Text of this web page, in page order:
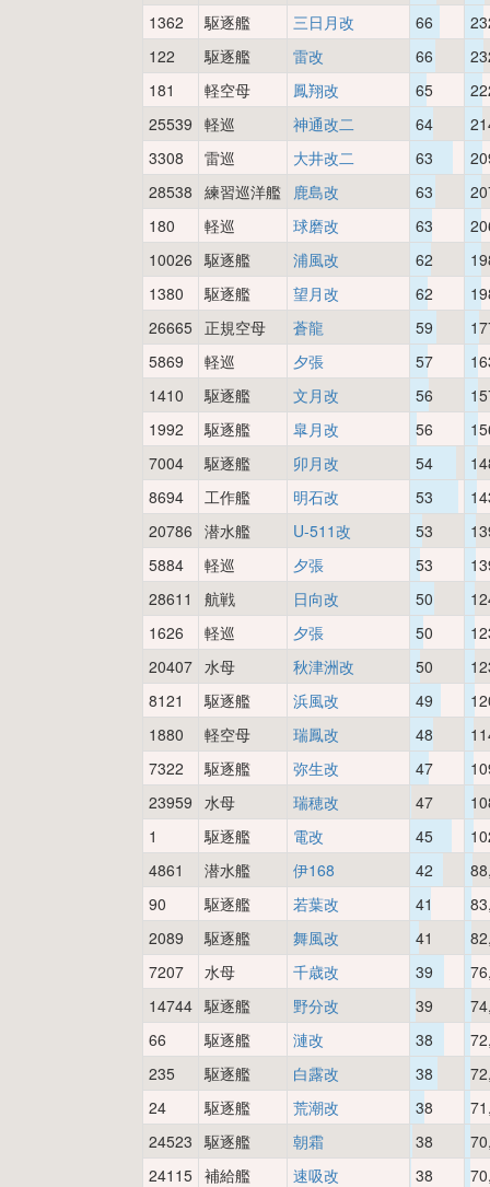
1362 駆逐艦 三日月改 66
122
駆逐艦 雷改 66
181
軽空母 鳳翔改 65
25539 軽巡 神通改二 64
3308
雷巡 大井改二 63
28538 練習巡洋艦 鹿島改 63
180
軽巡 球磨改 63
10026 駆逐艦 浦風改 62
1380
駆逐艦 望月改 62
26665
正規空母 蒼龍 59
5869
軽巡 夕張 57
1410
駆逐艦 文月改 56
1992
駆逐艦 皐月改 56
7004
駆逐艦 卯月改 54
8694
工作艦 明石改 53
20786 潜水艦 U-511改 53
5884
軽巡 夕張 53
28611
航戦 日向改 50
1626
軽巡 夕張 50
20407 水母 秋津洲改 50
8121
駆逐艦 浜風改 49
1880
軽空母 瑞鳳改 48
7322
駆逐艦 弥生改 47
23959 水母 瑞穂改 47
1
駆逐艦 電改 45
4861
潜水艦 伊168 42
90
駆逐艦 若葉改 41
2089
駆逐艦 舞風改 41
7207
水母 千歳改 39
14744 駆逐艦 野分改 39
66
駆逐艦 漣改 38
235
駆逐艦 白露改 38
24
駆逐艦 荒潮改 38
24523 駆逐艦 朝霜 38
24115 補給艦 速吸改 38